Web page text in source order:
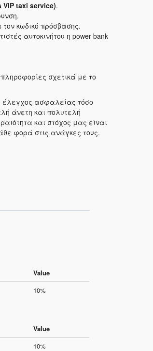
VIP taxi service).
κωδικό πρόσβασης.
αυτοκινήτου η power bank
σχετικά με το
έλεγχος ασφαλείας τόσο
άνετη και πολυτελή
και στόχος μας είναι
φορά στις ανάγκες τους.
Value
10%
Value
10%